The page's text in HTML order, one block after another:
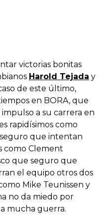
victorias bonitas
Harold Tejada y
de este último,
en BORA, que
a su carrera en
rapidísimos como
seguro que intentan
como Clement
que seguro que
el equipo otros dos
Mike Teunissen y
no da miedo por
mucha guerra.